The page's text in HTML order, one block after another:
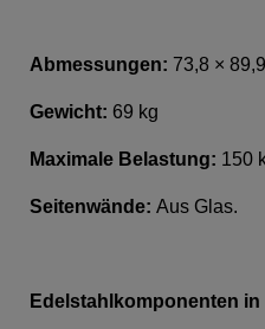
Abmessungen: 73,8 ×
Gewicht: 69 kg
Maximale Belastung: 150
Seitenwände: Aus Glas.
Edelstahlkomponenten in